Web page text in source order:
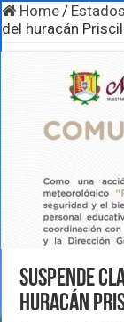
Home / Estados
del huracán
Suspende
huracán